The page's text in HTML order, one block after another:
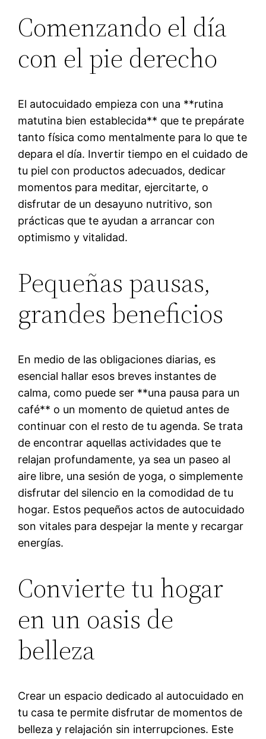
Comenzando el día
con el pie derecho
El autocuidado empieza con una **rutina
matutina bien establecida** que te prepárate
tanto física como mentalmente para lo que te
depara el día. Invertir tiempo en el cuidado de
tu piel con productos adecuados, dedicar
momentos para meditar, ejercitarte, o
disfrutar de un desayuno nutritivo, son
prácticas que te ayudan a arrancar con
optimismo y vitalidad.
Pequeñas pausas,
grandes beneficios
En medio de las obligaciones diarias, es
esencial hallar esos breves instantes de
calma, como puede ser **una pausa para un
café** o un momento de quietud antes de
continuar con el resto de tu agenda. Se trata
de encontrar aquellas actividades que te
relajan profundamente, ya sea un paseo al
aire libre, una sesión de yoga, o simplemente
disfrutar del silencio en la comodidad de tu
hogar. Estos pequeños actos de autocuidado
son vitales para despejar la mente y recargar
energías.
Convierte tu hogar
en un oasis de
belleza
Crear un espacio dedicado al autocuidado en
tu casa te permite disfrutar de momentos de
belleza y relajación sin interrupciones. Este